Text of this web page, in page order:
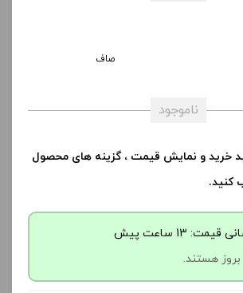
صاف
ناموجود
خرید و نمایش قیمت ، گزینه های محصول
کنید.
13 ساعت پیش
هستند.